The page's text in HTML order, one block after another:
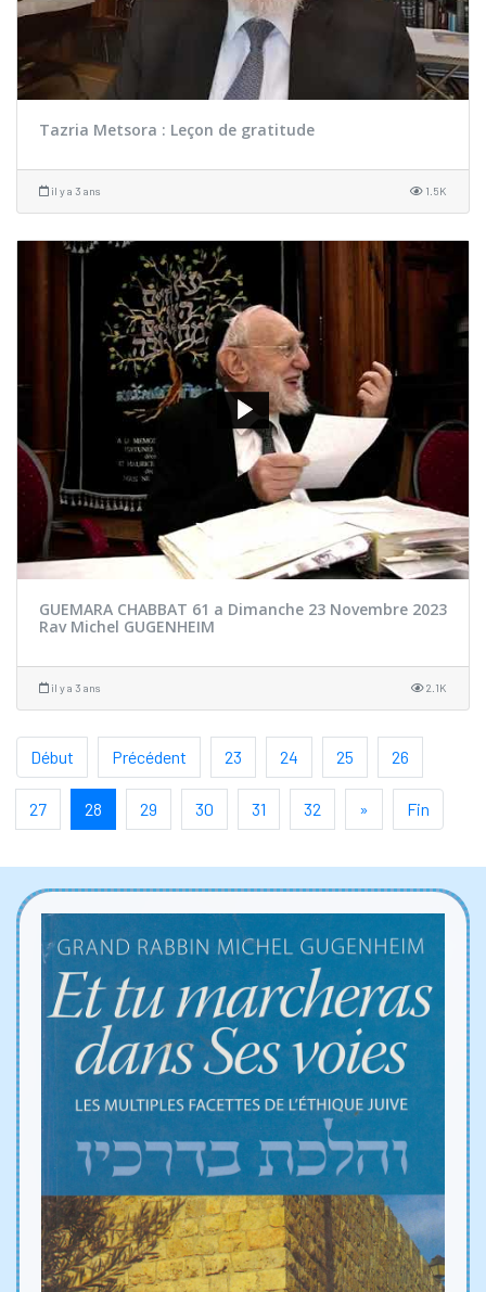
Tazria Metsora : Leçon de gratitude
il y a 3 ans 1.5K
GUEMARA CHABBAT 61 a Dimanche 23 Novembre 2023
Rav Michel GUGENHEIM
il y a 3 ans 2.1K
Début Précédent 23 24 25 26
27 28 29 30 31 32 » Fin